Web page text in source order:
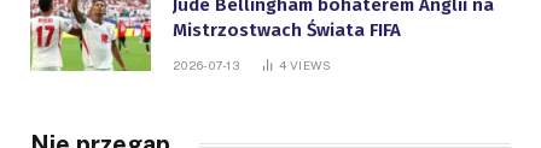
Jude Bellingham bohaterem Anglii na
Mistrzostwach Świata FIFA
2026-07-13 4 VIEWS